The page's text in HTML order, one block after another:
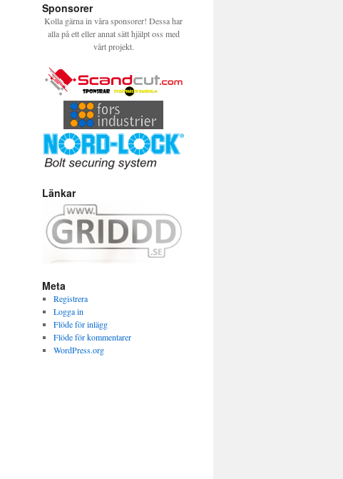
Sponsorer
Kolla gärna in våra sponsorer! Dessa har
alla på ett eller annat sätt hjälpt oss med
vårt projekt.
Länkar
Meta
Registrera
Logga in
Flöde för inlägg
Flöde för kommentarer
WordPress.org